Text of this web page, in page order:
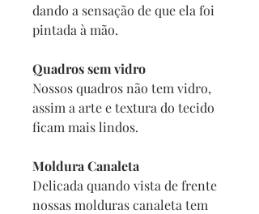
dando a sensação de que ela foi
pintada à mão.
Quadros sem vidro
Nossos quadros não tem vidro,
assim a arte e textura do tecido
ficam mais lindos.
Moldura Canaleta
Delicada quando vista de frente
nossas molduras canaleta tem